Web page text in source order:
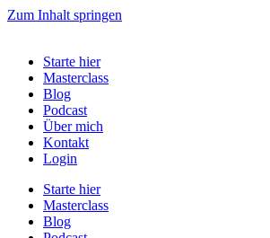
Zum Inhalt springen
Starte hier
Masterclass
Blog
Podcast
Über mich
Kontakt
Login
Starte hier
Masterclass
Blog